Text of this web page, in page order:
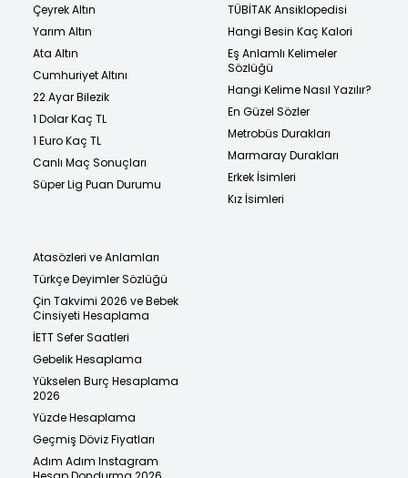
Çeyrek Altın
Yarım Altın
Ata Altın
Cumhuriyet Altını
22 Ayar Bilezik
1 Dolar Kaç TL
1 Euro Kaç TL
Canlı Maç Sonuçları
Süper Lig Puan Durumu
TÜBİTAK Ansiklopedisi
Hangi Besin Kaç Kalori
Eş Anlamlı Kelimeler
Sözlüğü
Hangi Kelime Nasıl Yazılır?
En Güzel Sözler
Metrobüs Durakları
Marmaray Durakları
Erkek İsimleri
Kız İsimleri
Atasözleri ve Anlamları
Türkçe Deyimler Sözlüğü
Çin Takvimi 2026 ve Bebek
Cinsiyeti Hesaplama
İETT Sefer Saatleri
Gebelik Hesaplama
Yükselen Burç Hesaplama
2026
Yüzde Hesaplama
Geçmiş Döviz Fiyatları
Adım Adım Instagram